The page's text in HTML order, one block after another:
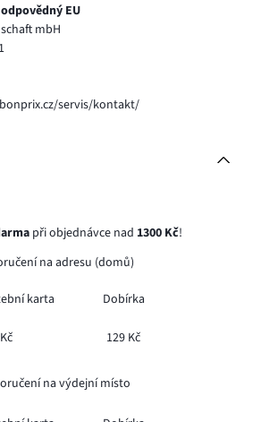
EU
mbH
servis/kontakt/
při objednávce nad 1300 Kč!
na adresu (domů)
karta Dobírka
129 Kč
na výdejní místo